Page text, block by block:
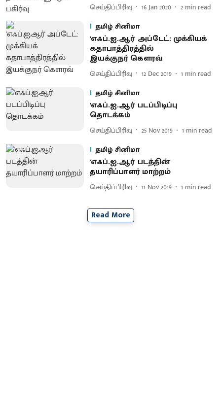
செய்திப்பிரிவு 16 Jan 2020 2 min read
தமிழ் சினிமா
'எஃப்.ஐ.ஆர்' அப்டேட்: முக்கியக்
கதாபாத்திரத்தில்
இயக்குநர் கெளரவ்
செய்திப்பிரிவு 12 Dec 2019 1 min read
தமிழ் சினிமா
'எஃப்.ஐ.ஆர்' படப்பிடிப்பு
தொடக்கம்
செய்திப்பிரிவு 25 Nov 2019 1 min read
தமிழ் சினிமா
'எஃப்.ஐ.ஆர்' படத்தின்
தயாரிப்பாளர் மாற்றம்
செய்திப்பிரிவு 11 Nov 2019 1 min read
Read More